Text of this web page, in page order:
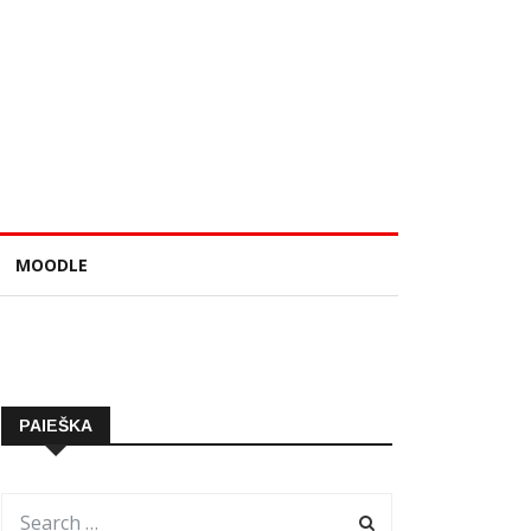
MOODLE
PAIEŠKA